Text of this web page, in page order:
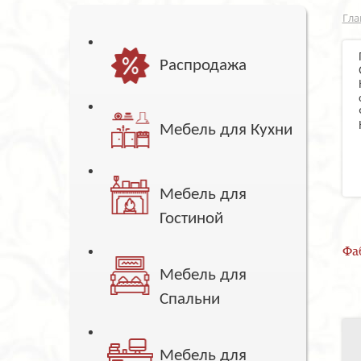
Распродажа
Мебель для Кухни
Мебель для
Гостиной
Мебель для
Спальни
Мебель для